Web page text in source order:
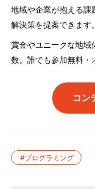
地域や企業が抱える
解決策を提案できます。
賞金やユニークな地
数。誰でも参加無料・
コン
プログラミング